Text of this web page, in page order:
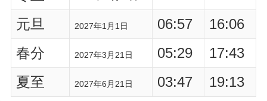
元旦
2027年1月1日 06:57
16:06
春分
2027年3月21日 05:29
17:43
夏至
2027年6月21日 03:47 19:13